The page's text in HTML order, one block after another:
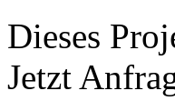
Dieses
Jetzt